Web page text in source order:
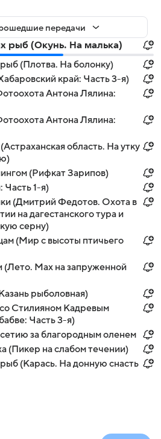
передачи
рыб (Окунь. На малька)
(Плотва. На болонку)
край: Часть 3-я)
Антона Лялина:
Антона Лялина:
область. На утку
(Рифкат Зарипов)
Часть 1-я)
(Дмитрий Федотов. Охота в
на дагестанского тура и
серну)
(Мир с высоты птичьего
(Лето. Мах на запруженной
рыболовная)
Стилияном Кадревым
Часть 3-я)
за благородным оленем
(Пикер на слабом течении)
(Карась. На донную снасть